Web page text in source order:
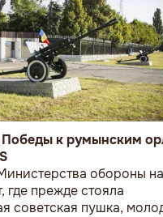
к румынским
обороны на
где прежде стояла
советская пушка,